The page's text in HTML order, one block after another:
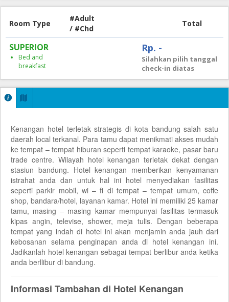
Room Type
#Adult
/ #Chd
Total
SUPERIOR
Bed and
breakfast
Rp. -
Silahkan pilih tanggal
check-in diatas
Kenangan hotel terletak strategis di kota bandung salah satu
daerah local terkanal. Para tamu dapat menikmati akses mudah
ke tempat – tempat hiburan seperti tempat karaoke, pasar baru
trade centre. Wilayah hotel kenangan terletak dekat dengan
stasiun bandung. Hotel kenangan memberikan kenyamanan
istrahat anda dan untuk hal ini hotel menyediakan fasilitas
seperti parkir mobil, wi – fi di tempat – tempat umum, coffe
shop, bandara/hotel, layanan kamar. Hotel ini memiliki 25 kamar
tamu, masing – masing kamar mempunyai fasilitas termasuk
kipas angin, televise, shower, meja tulis. Dengan beberapa
tempat yang indah di hotel ini akan menjamin anda jauh dari
kebosanan selama penginapan anda di hotel kenangan ini.
Jadikanlah hotel kenangan sebagai tempat berlibur anda ketika
anda berllibur di bandung.
Informasi Tambahan di Hotel Kenangan